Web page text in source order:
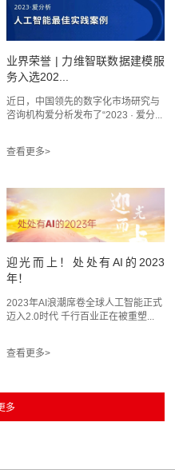
业界荣誉 | 力维智联数据建模服
务入选202...
近日，中国领先的数字化市场研究与
咨询机构爱分析发布了“2023 · 爱分...
迎光而上！处处有AI的2023
年！
2023年AI浪潮席卷全球人工智能正式
迈入2.0时代 千行百业正在被重塑...